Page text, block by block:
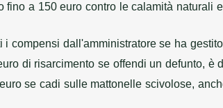
fino a 150 euro contro le calamità naturali
compensi dall'amministratore se ha
di risarcimento se offendi un defunto, è
se cadi sulle mattonelle scivolose,